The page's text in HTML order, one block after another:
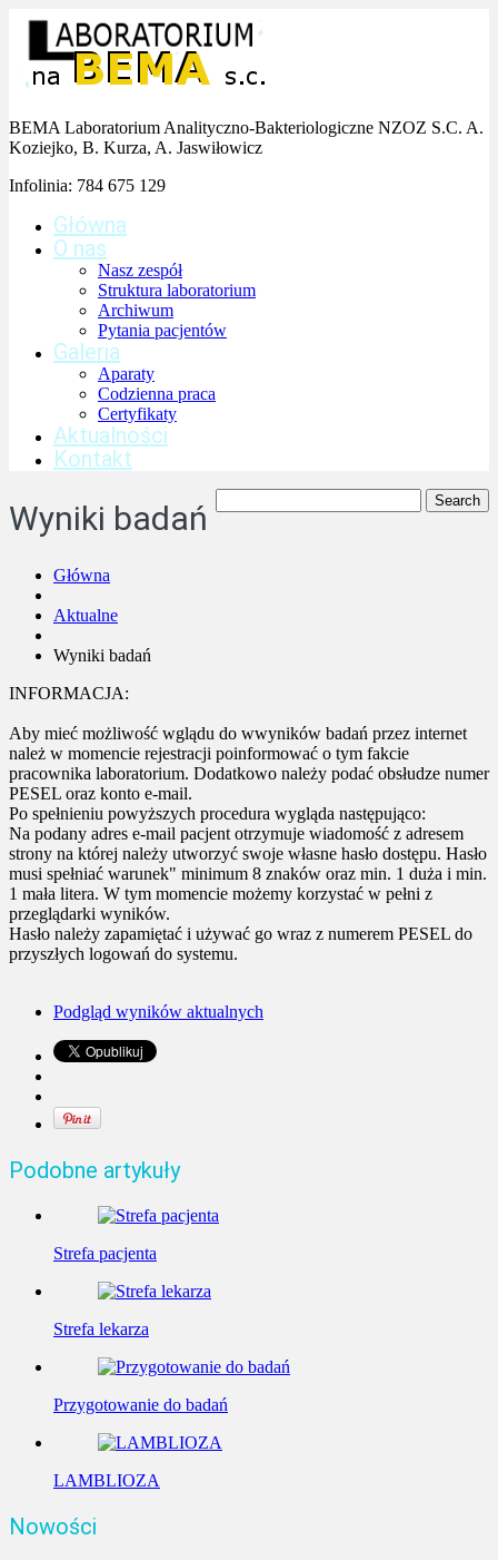
BEMA Laboratorium Analityczno-Bakteriologiczne NZOZ S.C. A.
Koziejko, B. Kurza, A. Jaswiłowicz
Infolinia: 784 675 129
Główna
O nas
Nasz zespół
Struktura laboratorium
Archiwum
Pytania pacjentów
Galeria
Aparaty
Codzienna praca
Certyfikaty
Aktualności
Kontakt
Wyniki badań
Główna
Aktualne
Wyniki badań
INFORMACJA:
Aby mieć możliwość wglądu do wwyników badań przez internet
należ w momencie rejestracji poinformować o tym fakcie
pracownika laboratorium. Dodatkowo należy podać obsłudze numer
PESEL oraz konto e-mail.
Po spełnieniu powyższych procedura wygląda następująco:
Na podany adres e-mail pacjent otrzymuje wiadomość z adresem
strony na której należy utworzyć swoje własne hasło dostępu. Hasło
musi spełniać warunek" minimum 8 znaków oraz min. 1 duża i min.
1 mała litera. W tym momencie możemy korzystać w pełni z
przeglądarki wyników.
Hasło należy zapamiętać i używać go wraz z numerem PESEL do
przyszłych logowań do systemu.
Podgląd wyników aktualnych
Podobne artykuły
Strefa pacjenta
Strefa lekarza
Przygotowanie do badań
LAMBLIOZA
Nowości